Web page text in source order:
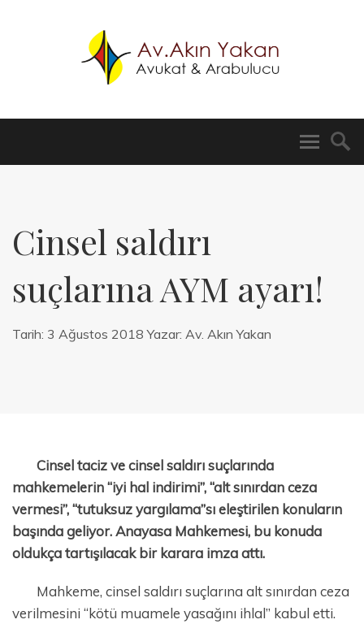
Cinsel saldırı
suçlarına AYM ayarı!
Tarih: 3 Ağustos 2018 Yazar: Av. Akın Yakan
Cinsel taciz ve cinsel saldırı suçlarında
mahkemelerin “iyi hal indirimi”, “alt sınırdan ceza
vermesi”, “tutuksuz yargılama”sı eleştirilen konuların
başında geliyor. Anayasa Mahkemesi, bu konuda
oldukça tartışılacak bir karara imza attı.
Mahkeme, cinsel saldırı suçlarına alt sınırdan ceza
verilmesini “kötü muamele yasağını ihlal” kabul etti.